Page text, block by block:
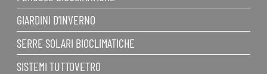
GIARDINI D’INVERNO
SERRE SOLARI BIOCLIMATICHE
SISTEMI TUTTOVETRO